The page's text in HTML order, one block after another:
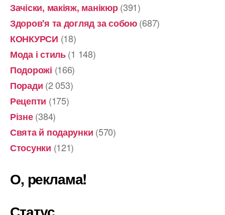
Зачіски, макіяж, манікюр(391)
Здоров'я та догляд за собою(687)
КОНКУРСИ (18)
Мода і стиль(1 148)
Подорожі (166)
Поради (2 053)
Рецепти (175)
Різне(384)
Свята й подарунки (570)
Стосунки (121)
О, реклама!